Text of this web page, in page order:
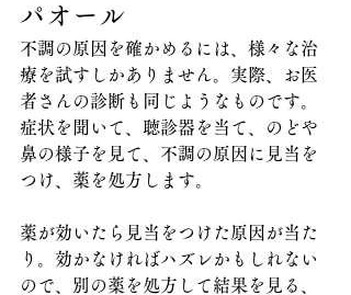
パオール
不調の原因を確かめるには、様々な治
療を試すしかありません。実際、お医
者さんの診断も同じようなものです。
症状を聞いて、聴診器を当て、のどや
鼻の様子を見て、不調の原因に見当を
つけ、薬を処方します。
薬が効いたら見当をつけた原因が当た
り。効かなければハズレかもしれない
ので、別の薬を処方して結果を見る、